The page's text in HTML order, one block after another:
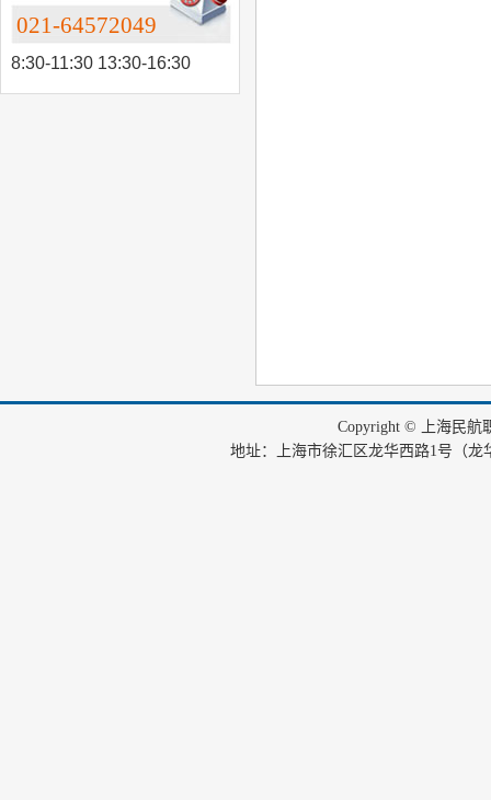
021-64572049
8:30-11:30 13:30-16:30
Copyright © 上海民航
地址：上海市徐汇区龙华西路1号（龙